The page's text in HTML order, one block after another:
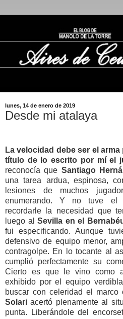
lunes, 14 de enero de 2019
Desde mi atalaya
La velocidad debe ser el
título de lo escrito por mí el
reconocía que Santiago
una tarea ardua, espinosa,
lesiones de muchos
enumerando. Y no tuve el
recordarle la necesidad que
luego alSevilla en el
fui especificando. Aunque
defensivo de equipo menor,
contragolpe. En lo tocante al
cumplió perfectamente su
Cierto es que le vino como
exhibido por el equipo
buscar con celeridad el marco
Solari acertó plenamente al
punta. Liberándole del